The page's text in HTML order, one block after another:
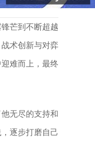
芒到不断超越
术创新与对弈
难而上，最终
无尽的支持和
逐步打磨自己